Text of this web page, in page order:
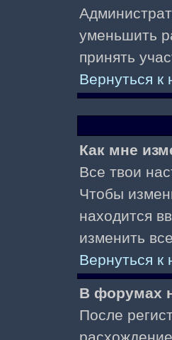
уменьшить
принять
Вернуться к
Как мне
Все твои
Чтобы
находится
изменить
Вернуться к
В форумах
После